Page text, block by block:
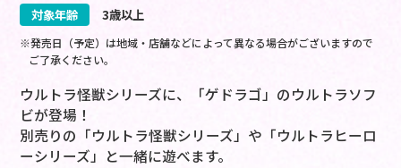
対象年齢
3歳以上
※発売日（予定）は地域・店舗などによって異なる場合がございますので
ご了承ください。
ウルトラ怪獣シリーズに、「ゲドラゴ」のウルトラソフ
ビが登場！
別売りの「ウルトラ怪獣シリーズ」や「ウルトラヒーロ
ーシリーズ」と一緒に遊べます。